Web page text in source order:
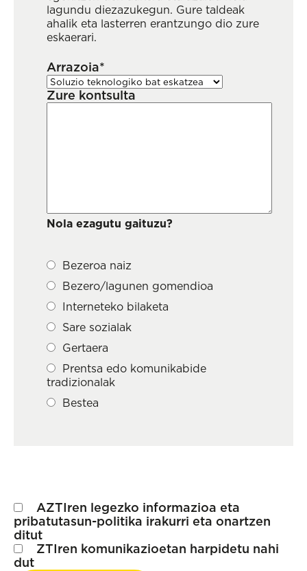
lagundu diezazukegun. Gure taldeak
ahalik eta lasterren erantzungo dio zure
eskaerari.
Arrazoia*
Zure kontsulta
Nola ezagutu gaituzu?
Bezeroa naiz
Bezero/lagunen gomendioa
Interneteko bilaketa
Sare sozialak
Gertaera
Prentsa edo komunikabide
tradizionalak
Bestea
AZTIren legezko informazioa eta
pribatutasun-politika irakurri eta onartzen
ditut
ZTIren komunikazioetan harpidetu nahi
dut